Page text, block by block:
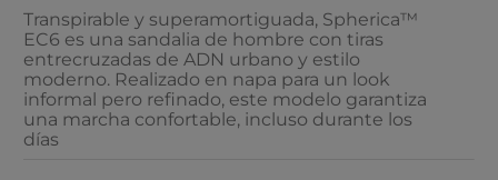
Transpirable y superamortiguada, Spherica™
EC6 es una sandalia de hombre con tiras
entrecruzadas de ADN urbano y estilo
moderno. Realizado en napa para un look
informal pero refinado, este modelo garantiza
una marcha confortable, incluso durante los
días